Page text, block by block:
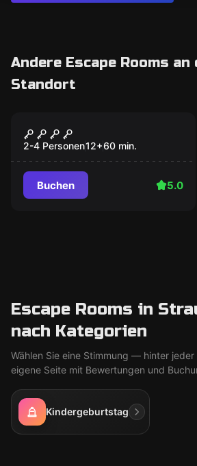
Andere Escape Rooms an
Standort
Populär
E.T. Rettung
2-4 Personen12+60 min.
Buchen 5.0
Escape Rooms in
nach Kategorien
Wählen Sie eine Stimmung — hinter
eigene Seite mit Bewertungen und
Kindergeburtstag